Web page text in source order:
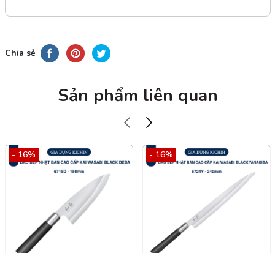
Chia sẻ
Sản phẩm liên quan
- 16% - 16%